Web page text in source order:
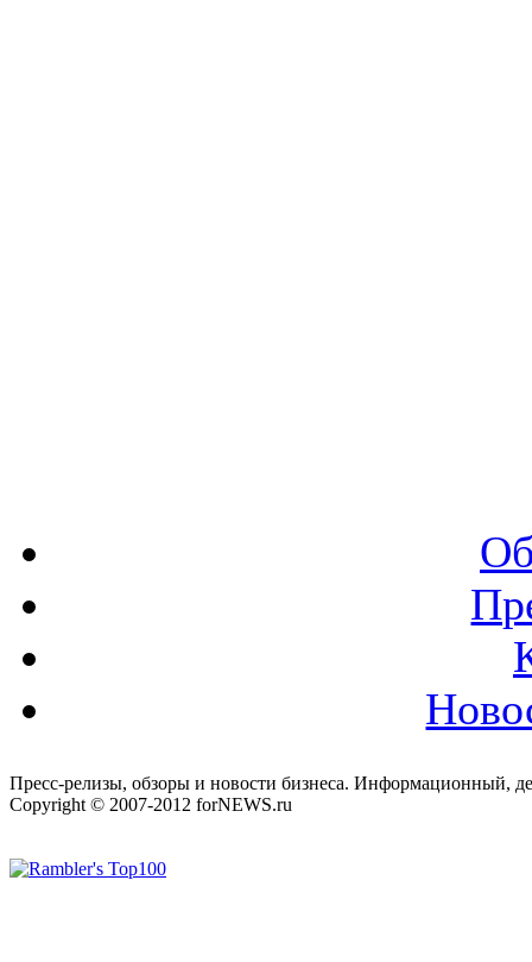
Пресс-релизы, обзоры и новости бизнеса. Информационный,
Copyright © 2007-2012 forNEWS.ru